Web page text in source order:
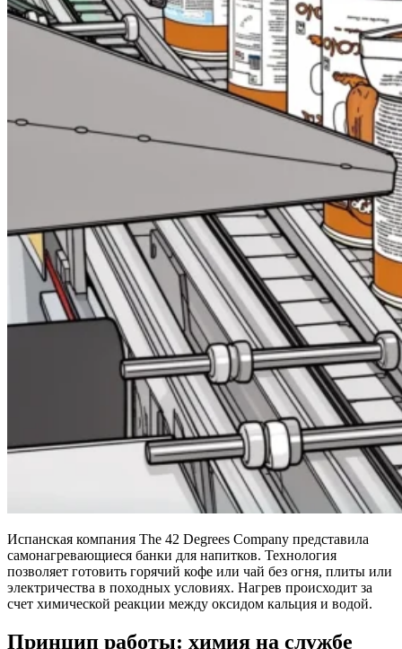
Испанская компания The 42 Degrees Company представила
самонагревающиеся банки для напитков. Технология
позволяет готовить горячий кофе или чай без огня, плиты или
электричества в походных условиях. Нагрев происходит за
счет химической реакции между оксидом кальция и водой.
Принцип работы: химия на службе